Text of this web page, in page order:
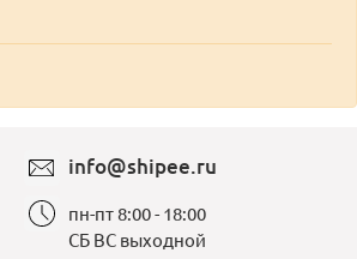
info@shipee.ru
пн-пт 8:00 - 18:00
СБ ВС выходной